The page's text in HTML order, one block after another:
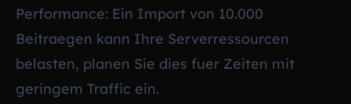
Performance: Ein Import von 10.000
Beitraegen kann Ihre Serverressourcen
belasten, planen Sie dies fuer Zeiten mit
geringem Traffic ein.